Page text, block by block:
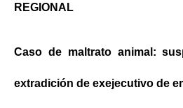
REGIONAL
Caso de maltrato animal:
extradición de exejecutivo de